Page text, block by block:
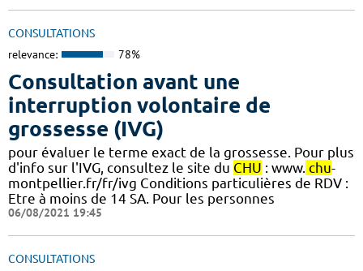
CONSULTATIONS
relevance: 78%
Consultation avant une
interruption volontaire de
grossesse (IVG)
pour évaluer le terme exact de la grossesse. Pour plus
d'info sur l'IVG, consultez le site du CHU : www. chu-
montpellier.fr/fr/ivg Conditions particulières de RDV :
Etre à moins de 14 SA. Pour les personnes
06/08/2021 19:45
CONSULTATIONS